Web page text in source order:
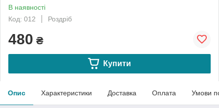
В наявності
Код: 012
Роздріб
480 ₴
Купити
Опис Характеристики Доставка Оплата Умови